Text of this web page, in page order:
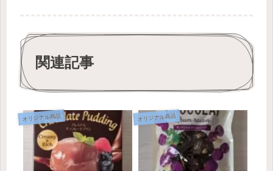
関連記事
オリジナル商品 オリジナル商品